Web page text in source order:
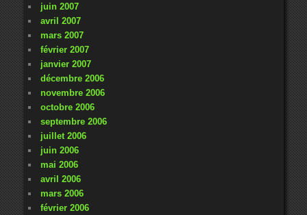
juin 2007
avril 2007
mars 2007
février 2007
janvier 2007
décembre 2006
novembre 2006
octobre 2006
septembre 2006
juillet 2006
juin 2006
mai 2006
avril 2006
mars 2006
février 2006